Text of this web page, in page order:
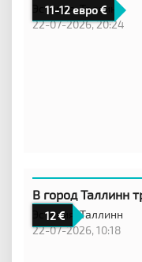
11-12 евро
Эстония,Таллинн
22-07-2026, 20:24
12
В город
Эстония,Таллинн
22-07-2026, 10:18